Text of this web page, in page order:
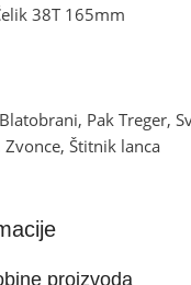
38T 165mm
Pak Treger,
Štitnik lanca
proizvoda